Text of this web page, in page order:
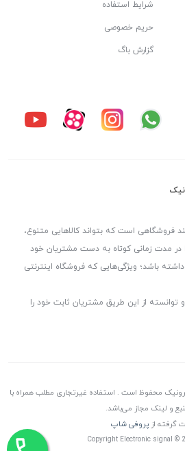
شرایط استفاده
حریم خصوصی
گزارش باگ
فروشگاهی است که بتواند کالاهایی متنوع،
در مدت زمانی کوتاه به دست مشتریان خود
باشد؛ ویژگی‌هایی که فروشگاه اینترنتی
از این طریق مشتریان ثابت خود را
محفوظ است . استفاده غیرتجاری مطلب همراه با
و لینک مجاز می‌باشد.
گرفته ازپروفی شاپ
Copyright Electronic signal ©